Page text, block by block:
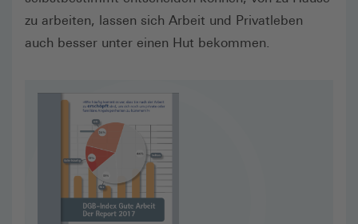
zu arbeiten, lassen sich Arbeit und Privatleben
auch besser unter einen Hut bekommen.